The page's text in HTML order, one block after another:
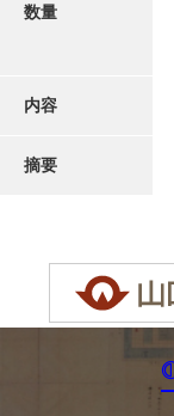
数量
内容
摘要